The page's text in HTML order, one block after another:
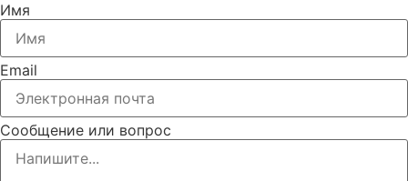
Имя
Email
Сообщение или вопрос